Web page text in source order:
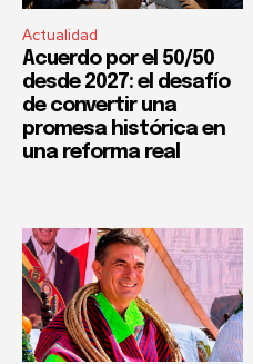
Actualidad
Acuerdo por el 50/50
desde 2027: el desafío
de convertir una
promesa histórica en
una reforma real